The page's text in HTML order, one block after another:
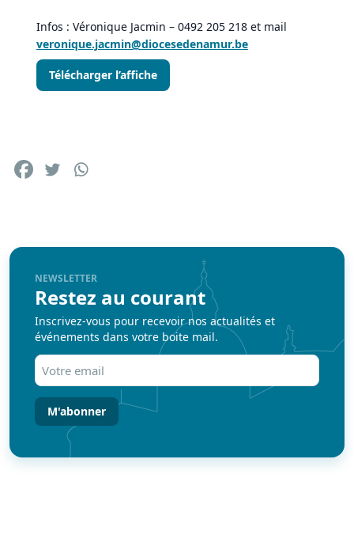
Infos : Véronique Jacmin – 0492 205 218 et mail
veronique.jacmin@diocesedenamur.be
Télécharger l’affiche
NEWSLETTER
Restez au courant
Inscrivez-vous pour recevoir nos actualités et
événements dans votre boite mail.
Votre
email
(Nécessaire)